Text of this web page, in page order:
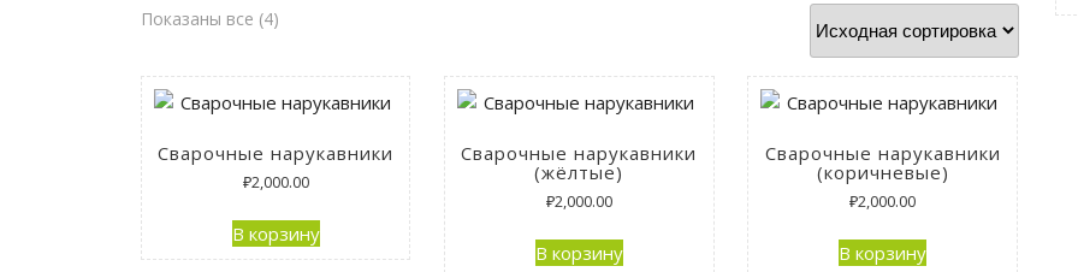
Показаны все (4)
Сварочные нарукавники
₽2,000.00
В корзину
Сварочные нарукавники
(жёлтые)
₽2,000.00
В корзину
Сварочные нарукавники
(коричневые)
₽2,000.00
В корзину